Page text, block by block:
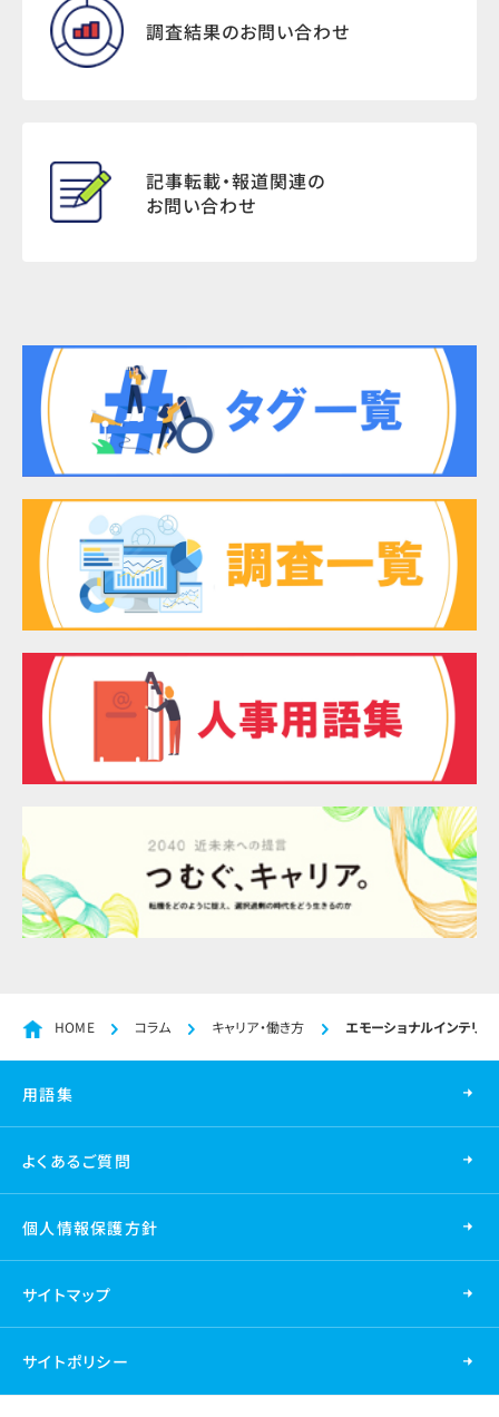
調査結果のお問い合わせ
記事転載・報道関連の
お問い合わせ
HOME コラム キャリア・働き方 エモーショナルインテリ
用語集
よくあるご質問
個人情報保護方針
サイトマップ
サイトポリシー